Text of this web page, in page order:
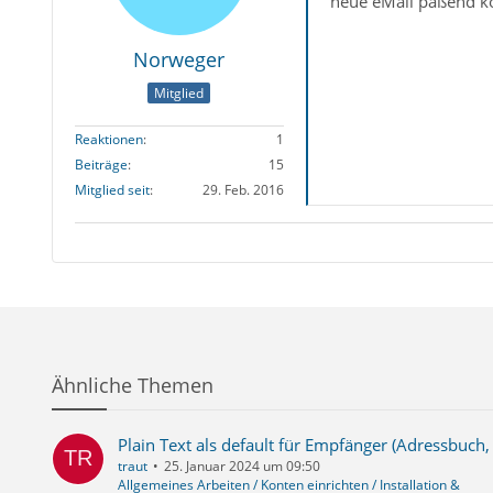
Norweger
Mitglied
Reaktionen
1
Beiträge
15
Mitglied seit
29. Feb. 2016
Ähnliche Themen
Plain Text als default für Empfänger (Adressbuch,
traut
25. Januar 2024 um 09:50
Allgemeines Arbeiten / Konten einrichten / Installation &